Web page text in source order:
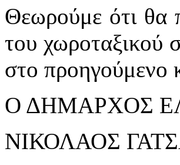
Θεωρούμε ότι θα
του χωροταξικού
στο προηγούμενο
Ο ΔΗΜΑΡΧΟΣ
ΝΙΚΟΛΑΟΣ